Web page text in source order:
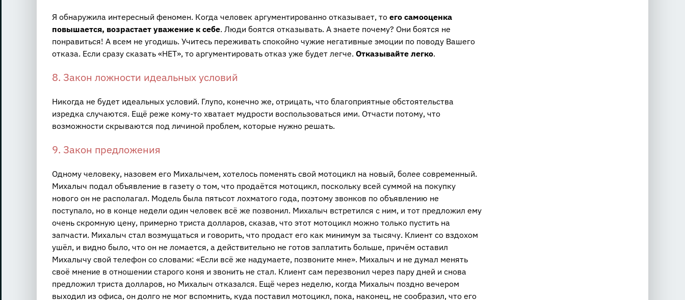
Я обнаружила интересный феномен. Когда человек аргументированно отказывает, то его самооценка
повышается, возрастает уважение к себе. Люди боятся отказывать. А знаете почему? Они боятся не
понравиться! А всем не угодишь. Учитесь переживать спокойно чужие негативные эмоции по поводу Вашего
отказа. Если сразу сказать «НЕТ», то аргументировать отказ уже будет легче. Отказывайте легко.
8. Закон ложности идеальных условий
Никогда не будет идеальных условий. Глупо, конечно же, отрицать, что благоприятные обстоятельства
изредка случаются. Ещё реже кому-то хватает мудрости воспользоваться ими. Отчасти потому, что
возможности скрываются под личиной проблем, которые нужно решать.
9. Закон предложения
Одному человеку, назовем его Михалычем, хотелось поменять свой мотоцикл на новый, более современный.
Михалыч подал объявление в газету о том, что продаётся мотоцикл, поскольку всей суммой на покупку
нового он не располагал. Модель была пятьсот лохматого года, поэтому звонков по объявлению не
поступало, но в конце недели один человек всё же позвонил. Михалыч встретился с ним, и тот предложил ему
очень скромную цену, примерно триста долларов, сказав, что этот мотоцикл можно только пустить на
запчасти. Михалыч стал возмущаться и говорить, что продаст его как минимум за тысячу. Клиент со вздохом
ушёл, и видно было, что он не ломается, а действительно не готов заплатить больше, причём оставил
Михалычу свой телефон со словами: «Если всё же надумаете, позвоните мне». Михалыч и не думал менять
своё мнение в отношении старого коня и звонить не стал. Клиент сам перезвонил через пару дней и снова
предложил триста долларов, но Михалыч отказался. Ещё через неделю, когда Михалыч поздно вечером
выходил из офиса, он долго не мог вспомнить, куда поставил мотоцикл, пока, наконец, не сообразил, что его